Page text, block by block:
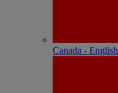
Canada - English